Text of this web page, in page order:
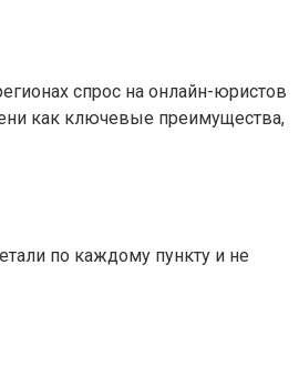
спрос на онлайн-юристов
как ключевые преимущества,
по каждому пункту и не